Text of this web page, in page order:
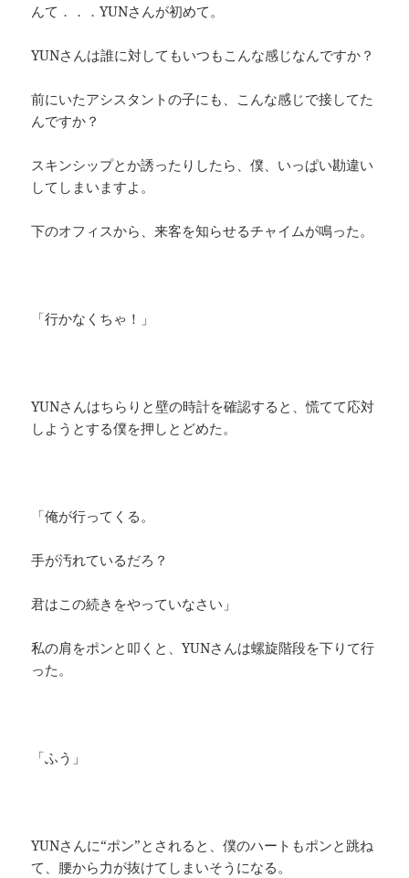
んて．．．YUNさんが初めて。
YUNさんは誰に対してもいつもこんな感じなんですか？
前にいたアシスタントの子にも、こんな感じで接してた
んですか？
スキンシップとか誘ったりしたら、僕、いっぱい勘違い
してしまいますよ。
下のオフィスから、来客を知らせるチャイムが鳴った。
「行かなくちゃ！」
YUNさんはちらりと壁の時計を確認すると、慌てて応対
しようとする僕を押しとどめた。
「俺が行ってくる。
手が汚れているだろ？
君はこの続きをやっていなさい」
私の肩をポンと叩くと、YUNさんは螺旋階段を下りて行
った。
「ふう」
YUNさんに“ポン”とされると、僕のハートもポンと跳ね
て、腰から力が抜けてしまいそうになる。